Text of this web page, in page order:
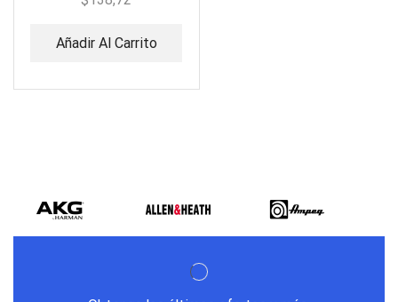
Añadir Al Carrito